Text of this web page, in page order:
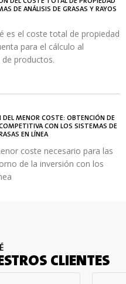
DE ANÁLISIS DE GRASAS Y RAYOS
es el coste total de propiedad
para el cálculo al
productos.
DEL MENOR COSTE: OBTENCIÓN DE
CON LOS SISTEMAS DE
EN LÍNEA
coste necesario para las
de la inversión con los
CLIENTES